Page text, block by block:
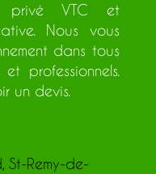
privé VTC et
Nous vous
dans tous
professionnels.
un devis.
, St-Remy-de-